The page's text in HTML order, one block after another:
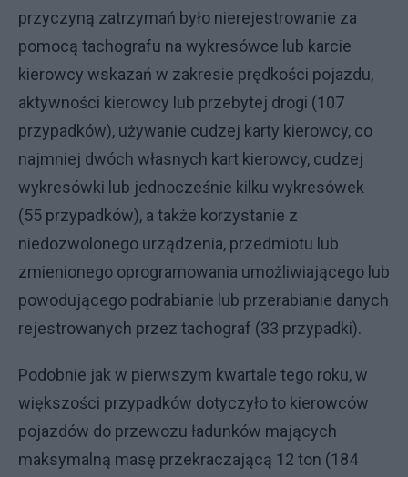
przyczyną zatrzymań było nierejestrowanie za
pomocą tachografu na wykresówce lub karcie
kierowcy wskazań w zakresie prędkości pojazdu,
aktywności kierowcy lub przebytej drogi (107
przypadków), używanie cudzej karty kierowcy, co
najmniej dwóch własnych kart kierowcy, cudzej
wykresówki lub jednocześnie kilku wykresówek
(55 przypadków), a także korzystanie z
niedozwolonego urządzenia, przedmiotu lub
zmienionego oprogramowania umożliwiającego lub
powodującego podrabianie lub przerabianie danych
rejestrowanych przez tachograf (33 przypadki).
Podobnie jak w pierwszym kwartale tego roku, w
większości przypadków dotyczyło to kierowców
pojazdów do przewozu ładunków mających
maksymalną masę przekraczającą 12 ton (184